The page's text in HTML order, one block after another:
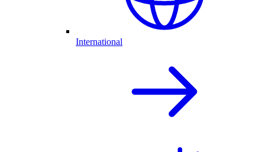
International